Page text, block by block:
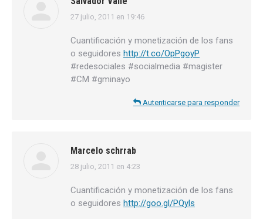
dice:
27 julio, 2011 en 19:46
Cuantificación y monetización de los fans
o seguidores http://t.co/OpPgoyP
#redesociales #socialmedia #magister
#CM #gminayo
Autenticarse para responder
Marcelo schrrab
dice:
28 julio, 2011 en 4:23
Cuantificación y monetización de los fans
o seguidores http://goo.gl/PQyls